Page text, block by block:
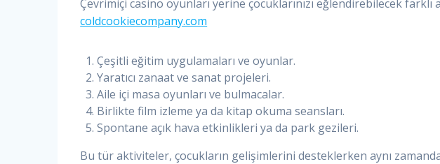
Çevrimiçi casino oyunları yerine çocuklarınızı eğlendirebilecek
coldcookiecompany.com
Çeşitli eğitim uygulamaları ve oyunlar.
Yaratıcı zanaat ve sanat projeleri.
Aile içi masa oyunları ve bulmacalar.
Birlikte film izleme ya da kitap okuma seansları.
Spontane açık hava etkinlikleri ya da park gezileri.
Bu tür aktiviteler, çocukların gelişimlerini desteklerken aynı